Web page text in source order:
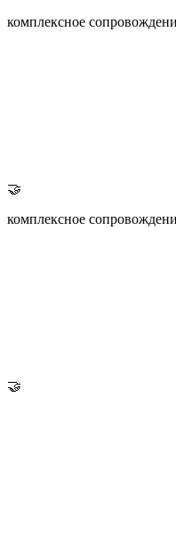
комплексное
🤝
комплексное
🤝